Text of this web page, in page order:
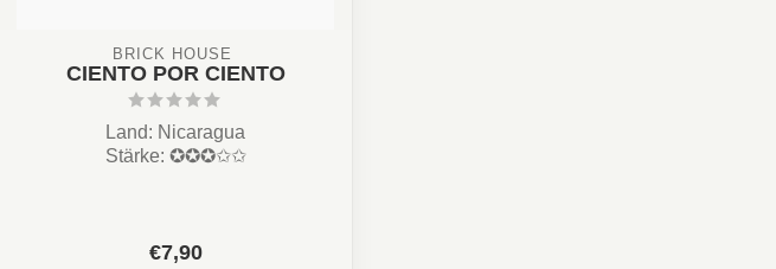
BRICK HOUSE
CIENTO POR CIENTO
Land: Nicaragua
Stärke: ✪✪✪✩✩
€7,90